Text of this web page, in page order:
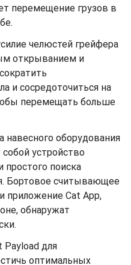
перемещение грузов в
челюстей грейфера
открыванием и
и сосредоточиться на
перемещать больше
навесного оборудования
устройство
простого поиска
Бортовое считывающее
приложение Cat App,
обнаружат
для
оптимальных